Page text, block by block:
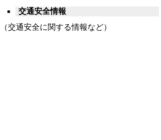
交通安全情報
（交通安全に関する情報など）